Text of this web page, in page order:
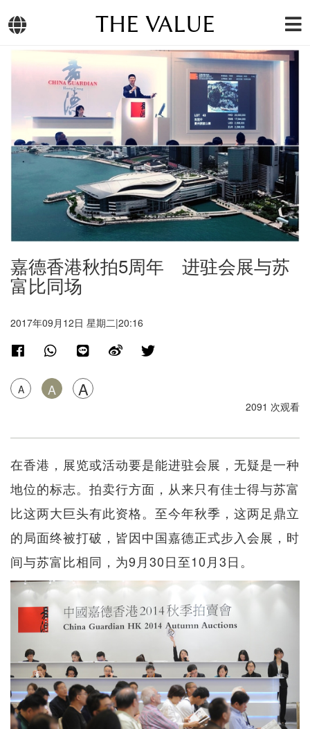
THE VALUE
嘉德香港秋拍5周年 进驻会展与苏
富比同场
2017年09月12日 星期二|20:16
A A A
2091 次观看
在香港，展览或活动要是能进驻会展，无疑是一种
地位的标志。拍卖行方面，从来只有佳士得与苏富
比这两大巨头有此资格。至今年秋季，这两足鼎立
的局面终被打破，皆因中国嘉德正式步入会展，时
间与苏富比相同，为9月30日至10月3日。